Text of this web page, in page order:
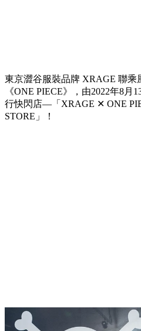
東京澀谷服裝品牌 XRAGE 聯乘
《ONE PIECE》，由2022年8
行快閃店—「XRAGE ✕ ONE
STORE」！